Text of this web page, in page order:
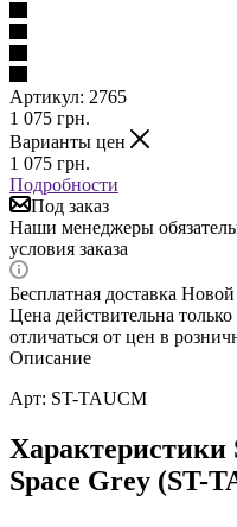
Артикул: 2765
1 075 грн.
Варианты цен
1 075 грн.
Подробности
Под заказ
Наши менеджеры
условия заказа
Бесплатная доставка
Цена действительна
отличаться от цен в
Описание
Арт: ST-TAUCM
Характеристики
Space Grey (ST-